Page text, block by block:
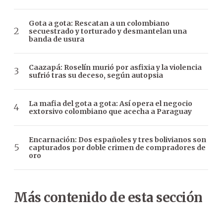
Gota a gota: Rescatan a un colombiano
secuestrado y torturado y desmantelan una
banda de usura
Caazapá: Roselín murió por asfixia y la violencia
sufrió tras su deceso, según autopsia
La mafia del gota a gota: Así opera el negocio
extorsivo colombiano que acecha a Paraguay
Encarnación: Dos españoles y tres bolivianos son
capturados por doble crimen de compradores de
oro
Más contenido de esta sección